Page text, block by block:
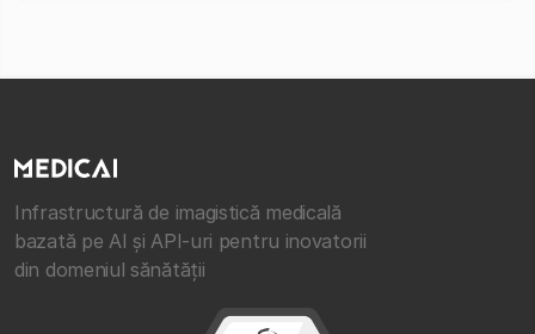
Infrastructură de imagistică medicală
bazată pe AI și API-uri pentru inovatorii
din domeniul sănătății